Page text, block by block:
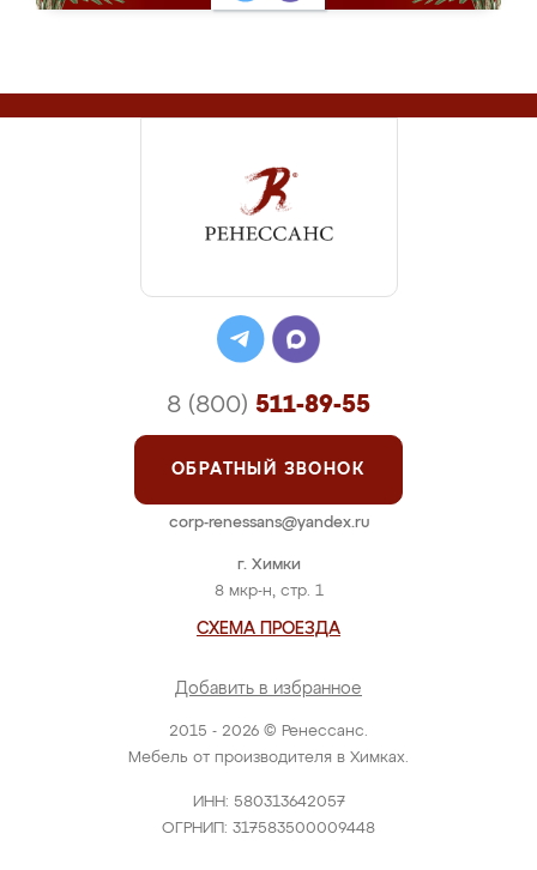
2015 - 2026 © Ренессанс.
Мебель от производителя в Химках.
ИНН: 580313642057
ОГРНИП: 317583500009448
г. Химки
8 мкр-н, стр. 1
СХЕМА ПРОЕЗДА
Добавить в избранное
8 (800) 511-89-55
ОБРАТНЫЙ ЗВОНОК
corp-renessans@yandex.ru